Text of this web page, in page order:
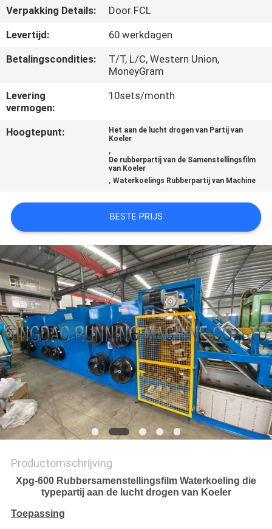
NIEUWS
GEVALLEN
SITEMAP
PRIVACY
Verpakking Details:
Door FCL
Levertijd:
60 werkdagen
Betalingscondities:
T/T, L/C, Western Union,
MoneyGram
Levering
vermogen:
10sets/month
Hoogtepunt:
Het aan de lucht drogen van Partij van
Koeler
,
De rubberpartij van de Samenstellingsfilm
van Koeler
,Waterkoelings Rubberpartij van Machine
BESTE PRIJS
Productomschrijving
Xpg-600 Rubbersamenstellingsfilm Waterkoeling die
typepartij aan de lucht drogen van Koeler
Toepassing